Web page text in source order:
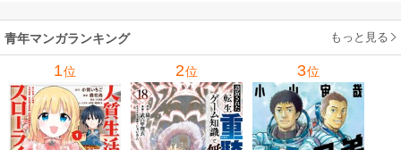
の
れ
メ
青年マンガランキング もっと見る
1位 2位 3位